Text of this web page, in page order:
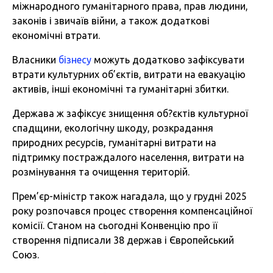
міжнародного гуманітарного права, прав людини,
законів і звичаїв війни, а також додаткові
економічні втрати.
Власники бізнесу можуть додатково зафіксувати
втрати культурних об’єктів, витрати на евакуацію
активів, інші економічні та гуманітарні збитки.
Держава ж зафіксує знищення об?єктів культурної
спадщини, екологічну шкоду, розкрадання
природних ресурсів, гуманітарні витрати на
підтримку постраждалого населення, витрати на
розмінування та очищення територій.
Прем’єр-міністр також нагадала, що у грудні 2025
року розпочався процес створення компенсаційної
комісії. Станом на сьогодні Конвенцію про її
створення підписали 38 держав і Європейський
Союз.